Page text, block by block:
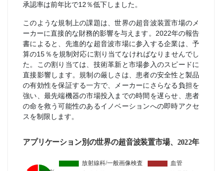
承認率は前年比で12％低下しました。
このような規制上の課題は、世界の超音波装置市場のメ
ーカーに直接的な財務的影響を与えます。2022年の報告
書によると、先進的な超音波市場に参入する企業は、予
算の15％を規制対応に割り当てなければなりませんでし
た。この割り当ては、技術革新と市場参入のスピードに
直接影響します。規制の厳しさは、患者の安全性と製品
の有効性を保証する一方で、メーカーにさらなる負担を
強い、最先端機器の市場投入までの時間を遅らせ、患者
の命を救う可能性のあるイノベーションへの即時アクセ
スを制限します。